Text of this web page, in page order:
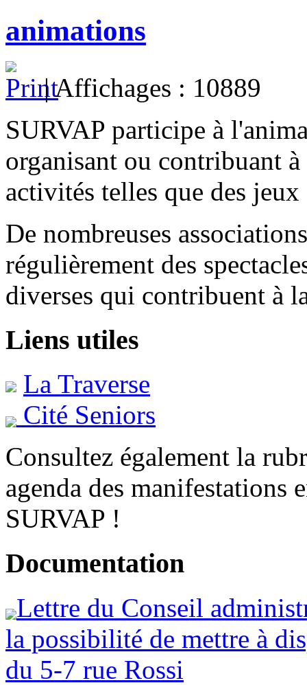
animations
| Affichages : 10889
SURVAP participe à
organisant ou contribuant
activités telles que des jeux
De nombreuses
régulièrement des
diverses qui contribuent à
Liens utiles
La Traverse
Cité Seniors
Consultez également la
agenda des manifestations
SURVAP !
Documentation
Lettre du Conseil
la possibilité de mettre à
du 5-7 rue Rossi